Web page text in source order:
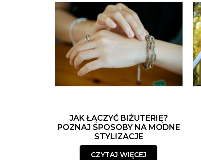
JAK ŁĄCZYĆ BIŻUTERIĘ?
POZNAJ SPOSOBY NA MODNE
STYLIZACJE
CZYTAJ WIĘCEJ